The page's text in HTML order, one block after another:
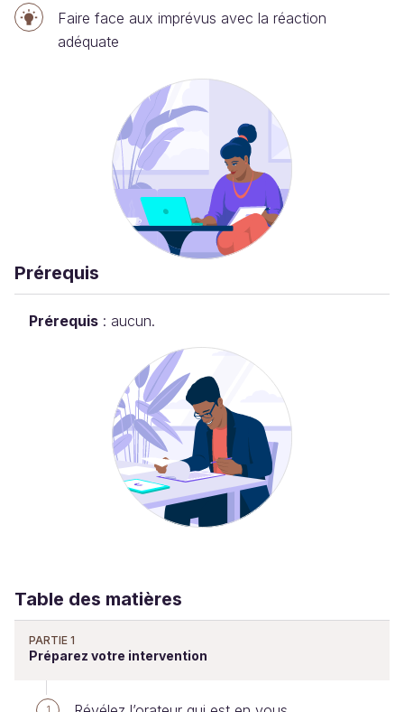
Faire face aux imprévus avec la réaction
adéquate
Prérequis
Prérequis : aucun.
Table des matières
PARTIE 1
Préparez votre intervention